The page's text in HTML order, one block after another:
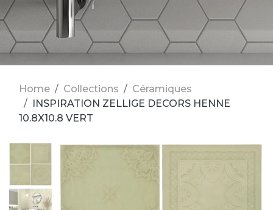
Home Collections
Céramiques
INSPIRATION ZELLIGE DECORS HENNE
10.8X10.8 VERT